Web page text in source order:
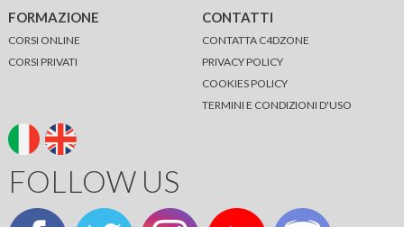
FORMAZIONE
CORSI ONLINE
CORSI PRIVATI
CONTATTI
CONTATTA C4DZONE
PRIVACY POLICY
COOKIES POLICY
TERMINI E CONDIZIONI D'USO
FOLLOW US